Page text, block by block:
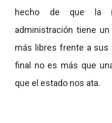
hecho de que la
administración tiene
más libres frente a sus
final no es más que
que el estado nos ata.